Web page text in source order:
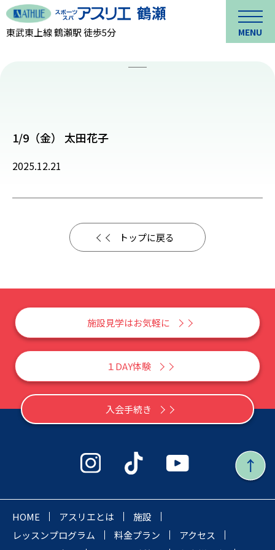
東武東上線 鶴瀬駅 徒歩5分 MENU
1/9（金） 太田花子
2025.12.21
トップに戻る
施設見学はお気軽に
１DAY体験
入会手続き
HOME アスリエとは
施設
レッスンプログラム
料金プラン
アクセス